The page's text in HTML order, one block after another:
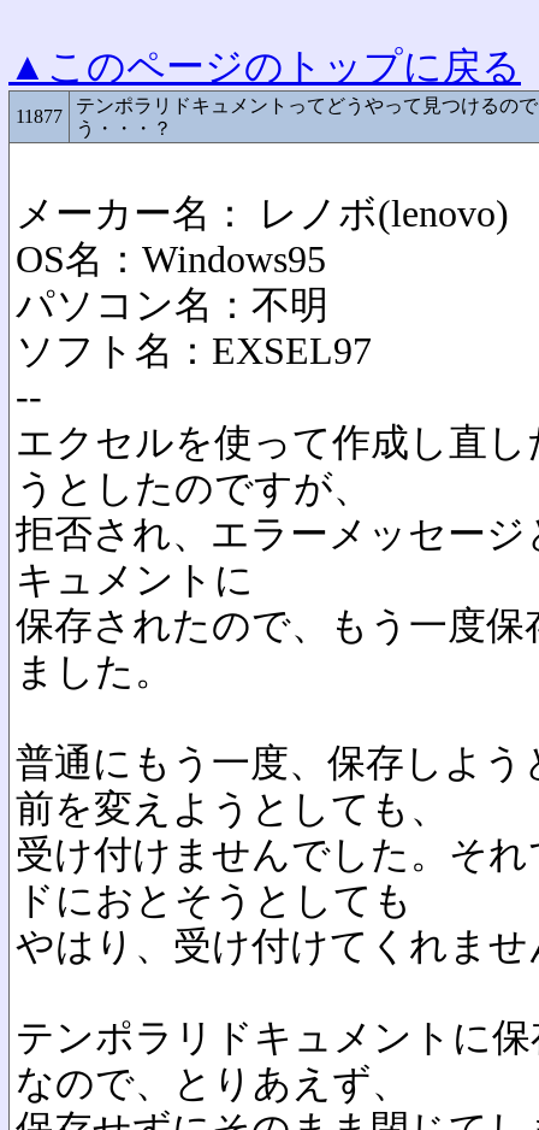
▲このページのトップに戻る
11877
テンポラリドキュメントってどうやって見つけるの
う・・・？
メーカー名： レノボ
OS名：Windows95
パソコン名：不明
ソフト名：EXSEL97
--
エクセルを使って作成し直
うとしたのですが、
拒否され、エラーメッセー
キュメントに
保存されたので、もう一度
ました。
普通にもう一度、保存しよ
前を変えようとしても、
受け付けませんでした。そ
ドにおとそうとしても
やはり、受け付けてくれませ
テンポラリドキュメントに
なので、とりあえず、